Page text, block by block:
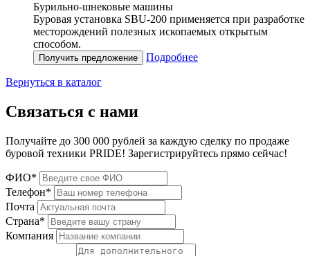
Бурильно-шнековые машины
Буровая установка SBU-200 применяется при разработке
месторождений полезных ископаемых открытым
способом.
Получить предложение Подробнее
Вернуться в каталог
Связаться с нами
Получайте до 300 000 рублей за каждую сделку по продаже
буровой техники PRIDE! Зарегистрируйтесь прямо сейчас!
ФИО*
Телефон*
Почта
Страна*
Компания